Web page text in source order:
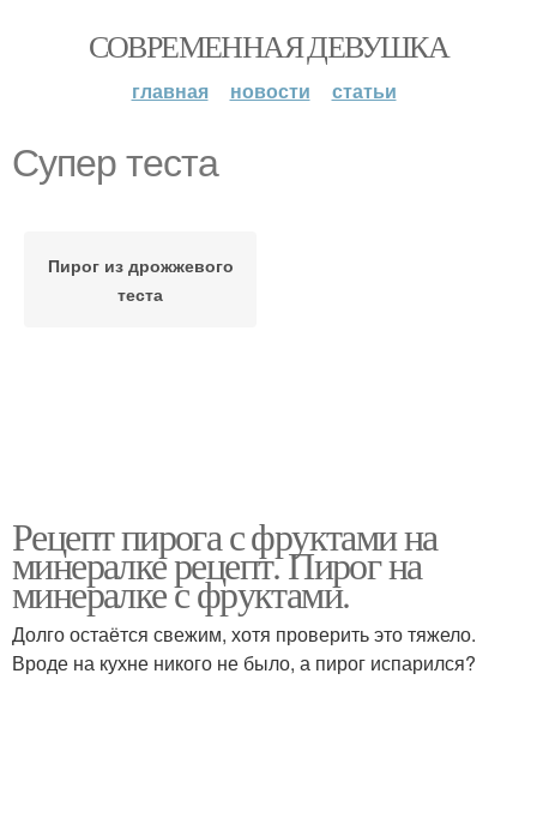
СОВРЕМЕННАЯ ДЕВУШКА
главная новости статьи
Супер теста
Пирог из дрожжевого
теста
Рецепт пирога с фруктами на
минералке рецепт. Пирог на
минералке с фруктами.
Долго остаётся свежим, хотя проверить это тяжело.
Вроде на кухне никого не было, а пирог испарился?